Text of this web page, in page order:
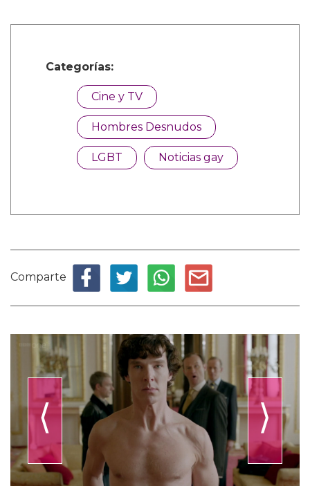
Categorías:
Cine y TV
Hombres Desnudos
LGBT Noticias gay
Comparte
⟨ ⟩